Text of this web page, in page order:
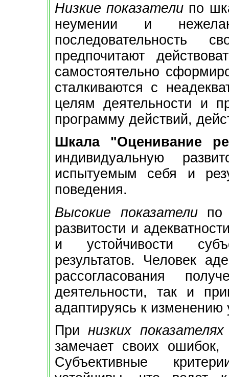
Низкие показатели по
неумении и
последовательность
предпочитают
самостоятельно
сталкиваются с
целям деятельности и
программу действий,
Шкала "Оценивание
индивидуальную
испытуемым себя и
поведения.
Высокие показателипо
развитости и
и устойчивости
результатов. Человек
рассогласования
деятельности, так и
адаптируясь к изменению
Принизких показателях
замечает своих ошибок,
Субъективные